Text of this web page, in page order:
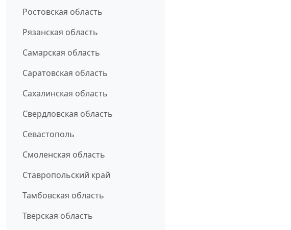
Ростовская область
Рязанская область
Самарская область
Саратовская область
Сахалинская область
Свердловская область
Севастополь
Смоленская область
Ставропольский край
Тамбовская область
Тверская область